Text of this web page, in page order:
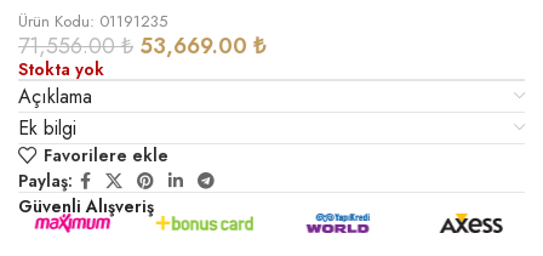
Ürün Kodu: 01191235
71,556.00₺ 53,669.00 ₺
Stokta yok
Açıklama
Ek bilgi
Favorilere ekle
Paylaş:
Güvenli Alışveriş